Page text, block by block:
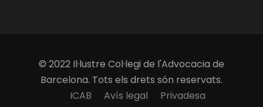
© 2022 Il·lustre Col·legi de l'Advocacia de
Barcelona. Tots els drets són reservats.
ICAB
Avís legal Privadesa